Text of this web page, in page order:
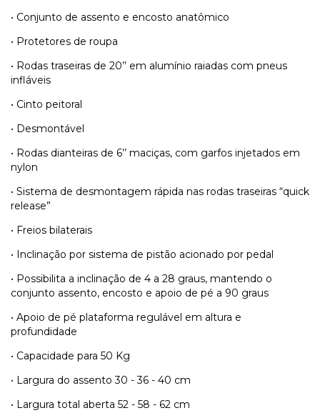
• Conjunto de assento e encosto anatômico
• Protetores de roupa
• Rodas traseiras de 20’’ em alumínio raiadas com pneus
infláveis
• Cinto peitoral
• Desmontável
• Rodas dianteiras de 6’’ maciças, com garfos injetados em
nylon
• Sistema de desmontagem rápida nas rodas traseiras “quick
release”
• Freios bilaterais
• Inclinação por sistema de pistão acionado por pedal
• Possibilita a inclinação de 4 a 28 graus, mantendo o
conjunto assento, encosto e apoio de pé a 90 graus
• Apoio de pé plataforma regulável em altura e
profundidade
• Capacidade para 50 Kg
• Largura do assento 30 - 36 - 40 cm
• Largura total aberta 52 - 58 - 62 cm